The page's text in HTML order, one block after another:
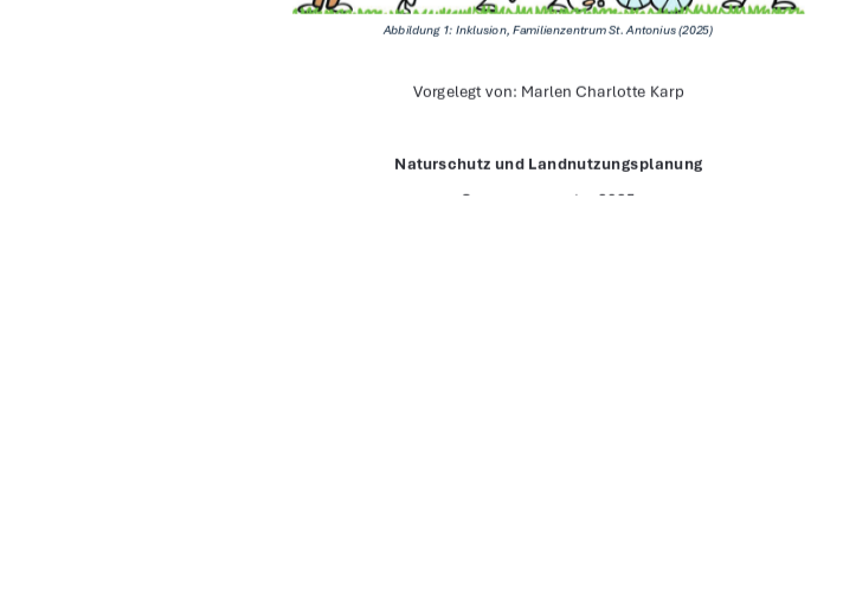
Vorgelegt von: Marlen Charlotte Karp
Naturschutz und Landnutzungsplanung
Sommersemester 2025
Abbildung 1: Inklusion, Familienzentrum St. Antonius (2025)